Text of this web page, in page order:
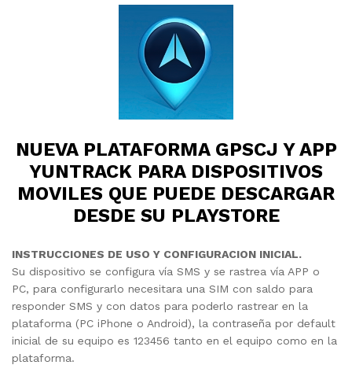
NUEVA PLATAFORMA GPSCJ Y APP
YUNTRACK PARA DISPOSITIVOS
MOVILES QUE PUEDE DESCARGAR
DESDE SU PLAYSTORE
INSTRUCCIONES DE USO Y CONFIGURACION INICIAL.
Su dispositivo se configura vía SMS y se rastrea vía APP o
PC, para configurarlo necesitara una SIM con saldo para
responder SMS y con datos para poderlo rastrear en la
plataforma (PC iPhone o Android), la contraseña por default
inicial de su equipo es 123456 tanto en el equipo como en la
plataforma.